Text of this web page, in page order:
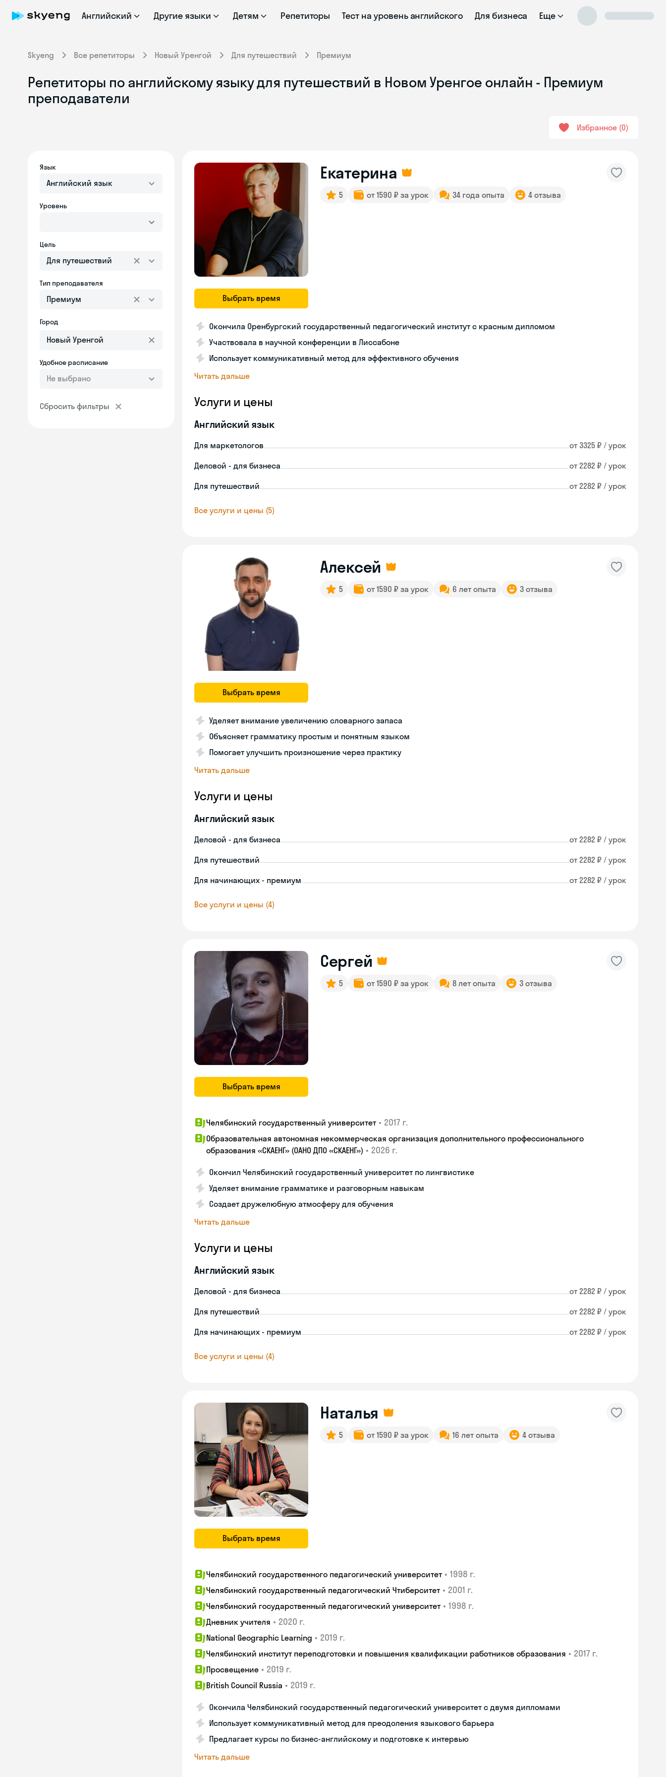
Английский Другие языки Детям Репетиторы Тест на уровень английского Для бизнеса Еще
Skyeng Все репетиторы Новый Уренгой Для путешествий Премиум
Репетиторы по английскому языку для путешествий в Новом Уренгое онлайн - Премиум
преподаватели
Избранное 0
Язык
Английский язык
Уровень
Цель
Для путешествий
Тип преподавателя
Премиум
Город
Удобное расписание
Не выбрано
Сбросить фильтры
Выбрать время
Екатерина
5 от 1590 ₽ за урок 34 года опыта 4 отзыва
Окончила Оренбургский государственный педагогический институт с красным дипломом
Участвовала в научной конференции в Лиссабоне
Использует коммуникативный метод для эффективного обучения
Читать дальше
Услуги и цены
Английский язык
Для маркетологов от 3325 ₽ / урок
Деловой - для бизнеса от 2282 ₽ / урок
Для путешествий от 2282 ₽ / урок
Все услуги и цены (5)
Выбрать время
Алексей
5 от 1590 ₽ за урок 6 лет опыта 3 отзыва
Уделяет внимание увеличению словарного запаса
Объясняет грамматику простым и понятным языком
Помогает улучшить произношение через практику
Читать дальше
Услуги и цены
Английский язык
Деловой - для бизнеса от 2282 ₽ / урок
Для путешествий от 2282 ₽ / урок
Для начинающих - премиум от 2282 ₽ / урок
Все услуги и цены (4)
Выбрать время
Сергей
5 от 1590 ₽ за урок 8 лет опыта 3 отзыва
Челябинский государственный университет • 2017 г.
Образовательная автономная некоммерческая организация дополнительного профессионального
образования «СКАЕНГ» (ОАНО ДПО «СКАЕНГ») • 2026 г.
Окончил Челябинский государственный университет по лингвистике
Уделяет внимание грамматике и разговорным навыкам
Создает дружелюбную атмосферу для обучения
Читать дальше
Услуги и цены
Английский язык
Деловой - для бизнеса от 2282 ₽ / урок
Для путешествий от 2282 ₽ / урок
Для начинающих - премиум от 2282 ₽ / урок
Все услуги и цены (4)
Выбрать время
Наталья
5 от 1590 ₽ за урок 16 лет опыта 4 отзыва
Челябинский государственного педагогический университет • 1998 г.
Челябинский государственный педагогический Чтиберситет • 2001 г.
Челябинский государственный педагогический университет • 1998 г.
Дневник учителя • 2020 г.
National Geographic Learning • 2019 г.
Челябинский институт переподготовки и повышения квалификации работников образования • 2017 г.
Просвещение • 2019 г.
British Council Russia • 2019 г.
Окончила Челябинский государственный педагогический университет с двумя дипломами
Использует коммуникативный метод для преодоления языкового барьера
Предлагает курсы по бизнес-английскому и подготовке к интервью
Читать дальше